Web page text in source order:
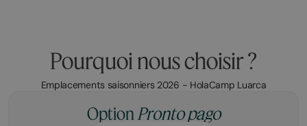
Pourquoi nous choisir ?
Emplacements saisonniers 2026 - HolaCamp Luarca
Option Pronto pago